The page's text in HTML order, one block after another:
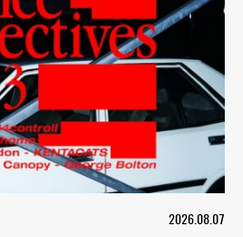
2026.08.07